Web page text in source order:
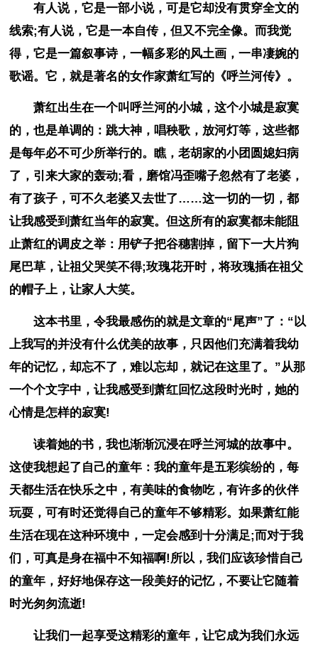
有人说，它是一部小说，可是它却没有贯穿全文的
线索;有人说，它是一本自传，但又不完全像。而我觉
得，它是一篇叙事诗，一幅多彩的风土画，一串凄婉的
歌谣。它，就是著名的女作家萧红写的《呼兰河传》。
萧红出生在一个叫呼兰河的小城，这个小城是寂寞
的，也是单调的：跳大神，唱秧歌，放河灯等，这些都
是每年必不可少所举行的。瞧，老胡家的小团圆媳妇病
了，引来大家的轰动;看，磨馆冯歪嘴子忽然有了老婆，
有了孩子，可不久老婆又去世了……这一切的一切，都
让我感受到萧红当年的寂寞。但这所有的寂寞都未能阻
止萧红的调皮之举：用铲子把谷穗割掉，留下一大片狗
尾巴草，让祖父哭笑不得;玫瑰花开时，将玫瑰插在祖父
的帽子上，让家人大笑。
这本书里，令我最感伤的就是文章的“尾声”了：“以
上我写的并没有什么优美的故事，只因他们充满着我幼
年的记忆，却忘不了，难以忘却，就记在这里了。”从那
一个个文字中，让我感受到萧红回忆这段时光时，她的
心情是怎样的寂寞!
读着她的书，我也渐渐沉浸在呼兰河城的故事中。
这使我想起了自己的童年：我的童年是五彩缤纷的，每
天都生活在快乐之中，有美味的食物吃，有许多的伙伴
玩耍，可有时还觉得自己的童年不够精彩。如果萧红能
生活在现在这种环境中，一定会感到十分满足;而对于我
们，可真是身在福中不知福啊!所以，我们应该珍惜自己
的童年，好好地保存这一段美好的记忆，不要让它随着
时光匆匆流逝!
让我们一起享受这精彩的童年，让它成为我们永远